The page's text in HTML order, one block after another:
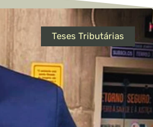
Teses Tributárias